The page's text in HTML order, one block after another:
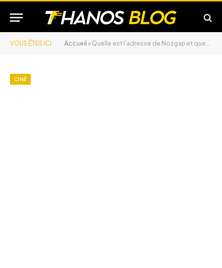
VOUS ÊTES ICI : Accueil » Quelle est l’adresse de Nozgap et que peut-on y regarder ?
CINÉ